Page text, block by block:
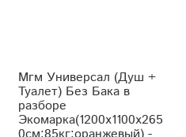
Мгм Универсал (Душ +
Туалет) Без Бака в
разборе
Экомарка(1200x1100x265